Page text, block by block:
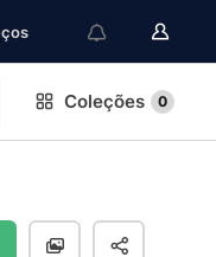
Coleções 0